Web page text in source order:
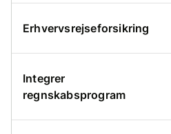
Erhvervsrejseforsikring
Integrer
regnskabsprogram